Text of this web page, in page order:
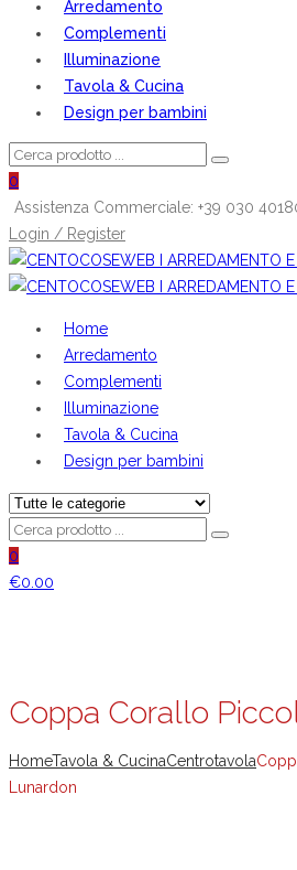
Arredamento
Complementi
Illuminazione
Tavola & Cucina
Design per bambini
0
Assistenza Commerciale: +39 030
Login / Register
Home
Arredamento
Complementi
Illuminazione
Tavola & Cucina
Design per bambini
0
€0.00
Coppa Corallo
HomeTavola & CucinaCentrotavola
Lunardon